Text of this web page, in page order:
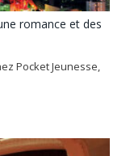
romance et des
Pocket Jeunesse,